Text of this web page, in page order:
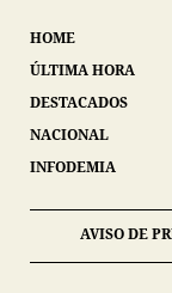
HOME
ÚLTIMA HORA
DESTACADOS
NACIONAL
INFODEMIA
AVISO DE